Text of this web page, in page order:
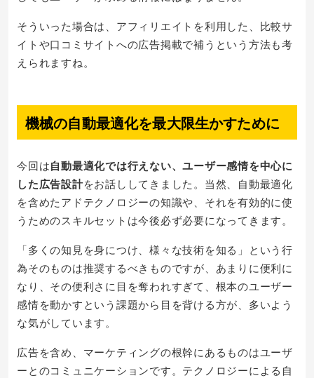
そういった場合は、アフィリエイトを利用した、比較サ
イトや口コミサイトへの広告掲載で補うという方法も考
えられますね。
機械の自動最適化を最大限生かすために
今回は自動最適化では行えない、ユーザー感情を中心に
した広告設計をお話ししてきました。当然、自動最適化
を含めたアドテクノロジーの知識や、それを有効的に使
うためのスキルセットは今後必ず必要になってきます。
「多くの知見を身につけ、様々な技術を知る」という行
為そのものは推奨するべきものですが、あまりに便利に
なり、その便利さに目を奪われすぎて、根本のユーザー
感情を動かすという課題から目を背ける方が、多いよう
な気がしています。
広告を含め、マーケティングの根幹にあるものはユーザ
ーとのコミュニケーションです。テクノロジーによる自